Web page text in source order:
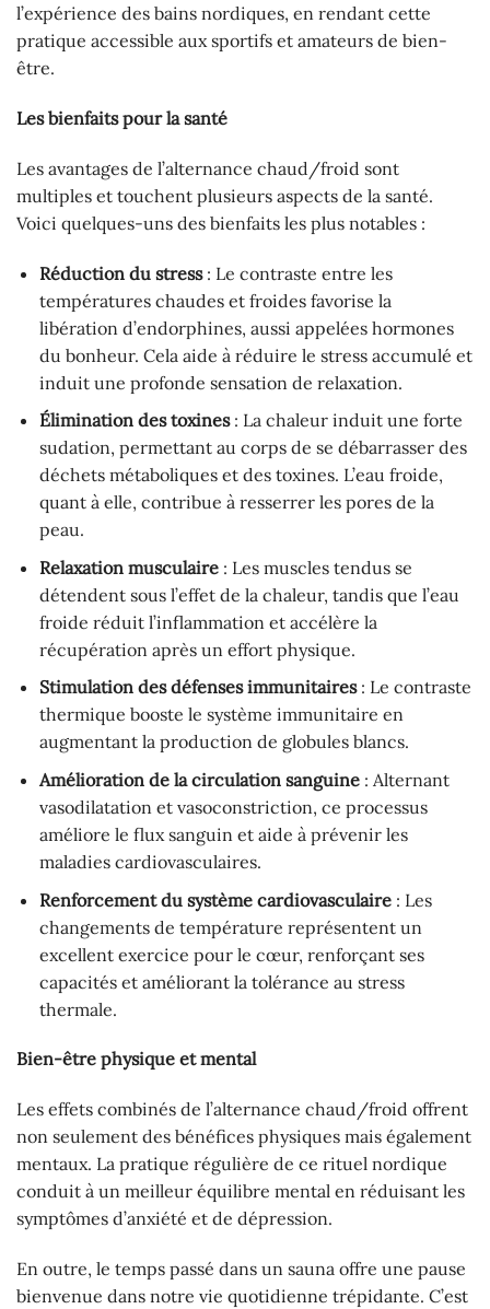
l’expérience des bains nordiques, en rendant cette
pratique accessible aux sportifs et amateurs de bien-
être.
Les bienfaits pour la santé
Les avantages de l’alternance chaud/froid sont
multiples et touchent plusieurs aspects de la santé.
Voici quelques-uns des bienfaits les plus notables :
Réduction du stress: Le contraste entre les
températures chaudes et froides favorise la
libération d’endorphines, aussi appelées hormones
du bonheur. Cela aide à réduire le stress accumulé et
induit une profonde sensation de relaxation.
Élimination des toxines: La chaleur induit une forte
sudation, permettant au corps de se débarrasser des
déchets métaboliques et des toxines. L’eau froide,
quant à elle, contribue à resserrer les pores de la
peau.
Relaxation musculaire: Les muscles tendus se
détendent sous l’effet de la chaleur, tandis que l’eau
froide réduit l’inflammation et accélère la
récupération après un effort physique.
Stimulation des défenses immunitaires: Le contraste
thermique booste le système immunitaire en
augmentant la production de globules blancs.
Amélioration de la circulation sanguine: Alternant
vasodilatation et vasoconstriction, ce processus
améliore le flux sanguin et aide à prévenir les
maladies cardiovasculaires.
Renforcement du système cardiovasculaire: Les
changements de température représentent un
excellent exercice pour le cœur, renforçant ses
capacités et améliorant la tolérance au stress
thermale.
Bien-être physique et mental
Les effets combinés de l’alternance chaud/froid offrent
non seulement des bénéfices physiques mais également
mentaux. La pratique régulière de ce rituel nordique
conduit à un meilleur équilibre mental en réduisant les
symptômes d’anxiété et de dépression.
En outre, le temps passé dans un sauna offre une pause
bienvenue dans notre vie quotidienne trépidante. C’est